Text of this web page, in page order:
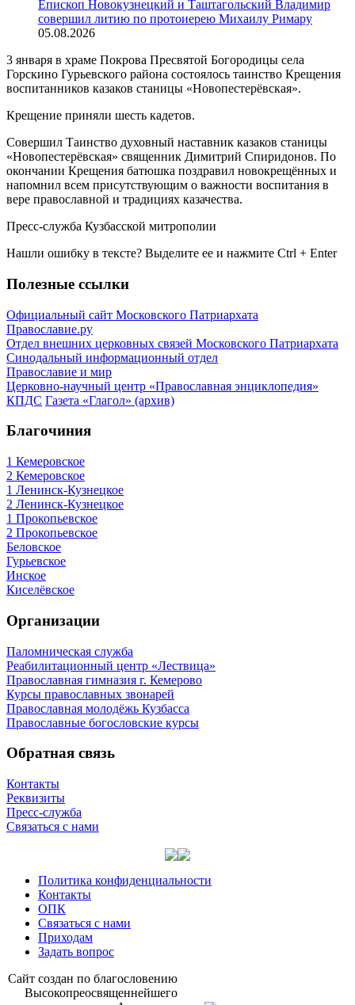
Епископ Новокузнецкий и Таштагольский Владимир
совершил литию по протоиерею Михаилу Римару
05.08.2026
3 января в храме Покрова Пресвятой Богородицы села
Горскино Гурьевского района состоялось таинство Крещения
воспитанников казаков станицы «Новопестерёвская».
Крещение приняли шесть кадетов.
Совершил Таинство духовный наставник казаков станицы
«Новопестерёвская» священник Димитрий Спиридонов. По
окончании Крещения батюшка поздравил новокрещённых и
напомнил всем присутствующим о важности воспитания в
вере православной и традициях казачества.
Пресс-служба Кузбасской митрополии
Нашли ошибку в тексте? Выделите ее и нажмите Ctrl + Enter
Полезные ссылки
Официальный сайт Московского Патриархата
Православие.ру
Отдел внешних церковных связей Московского Патриархата
Синодальный информационный отдел
Православие и мир
Церковно-научный центр «Православная энциклопедия»
КПДС Газета «Глагол» (архив)
Благочиния
1 Кемеровское
2 Кемеровское
1 Ленинск-Кузнецкое
2 Ленинск-Кузнецкое
1 Прокопьевское
2 Прокопьевское
Беловское
Гурьевское
Инское
Киселёвское
Организации
Паломническая служба
Реабилитационный центр «Лествица»
Православная гимназия г. Кемерово
Курсы православных звонарей
Православная молодёжь Кузбасса
Православные богословские курсы
Обратная связь
Контакты
Реквизиты
Пресс-служба
Связаться с нами
Политика конфиденциальности
Контакты
ОПК
Связаться с нами
Приходам
Задать вопрос
Сайт со­здан по бла­го­сло­ве­нию
Вы­со­ко­прео­свя­щен­ней­ше­го